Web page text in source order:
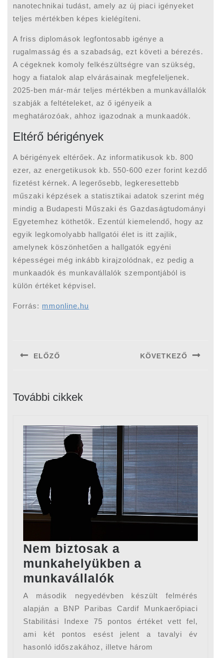
nanotechnikai tudást, amely az új piaci igényeket
teljes mértékben képes kielégíteni.
A friss diplomások legfontosabb igénye a
rugalmasság és a szabadság, ezt követi a bérezés.
A cégeknek komoly felkészültségre van szükség,
hogy a fiatalok alap elvárásainak megfeleljenek.
2025-ben már-már teljes mértékben a munkavállalók
szabják a feltételeket, az ő igényeik a
meghatározóak, ahhoz igazodnak a munkaadók.
Eltérő bérigények
A bérigények eltérőek. Az informatikusok kb. 800
ezer, az energetikusok kb. 550-600 ezer forint kezdő
fizetést kérnek. A legerősebb, legkeresettebb
műszaki képzések a statisztikai adatok szerint még
mindig a Budapesti Műszaki és Gazdaságtudományi
Egyetemhez köthetők. Ezentúl kiemelendő, hogy az
egyik legkomolyabb hallgatói élet is itt zajlik,
amelynek köszönhetően a hallgatók egyéni
képességei még inkább kirajzolódnak, ez pedig a
munkaadók és munkavállalók szempontjából is
külön értéket képvisel.
Forrás: mmonline.hu
ELŐZŐ KÖVETKEZŐ
További cikkek
Nem biztosak a
munkahelyükben a
munkavállalók
biztosak
a
munkahelyükben
a
munkavállalók
A második negyedévben készült felmérés
alapján a BNP Paribas Cardif Munkaerőpiaci
Stabilitási Indexe 75 pontos értéket vett fel,
ami két pontos esést jelent a tavalyi év
hasonló időszakához, illetve három